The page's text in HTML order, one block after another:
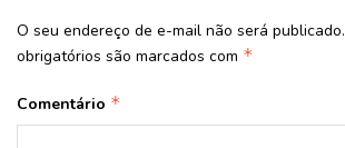
O seu endereço de e-mail não será publicado.
obrigatórios são marcados com *
Comentário *